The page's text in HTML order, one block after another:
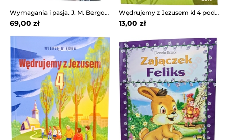
Wymagania i pasja. J. M. Bergoglio
69,00 zł
Wędrujemy z Jezusem kl 4 podręcznik WAM
13,00 zł